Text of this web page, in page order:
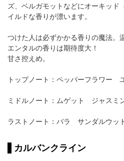
ズ、ベルガモットなどにオーキッド
イルドな香りが漂います。
つけた人は必ずかかる香りの魔法。
エンタルの香りは期待度大！
甘さ控えめ。
トップノート：ペッパーフラワー
ミドルノート：ムゲット ジャスミ
ラストノート：バラ サンダルウッ
カルバンクライン